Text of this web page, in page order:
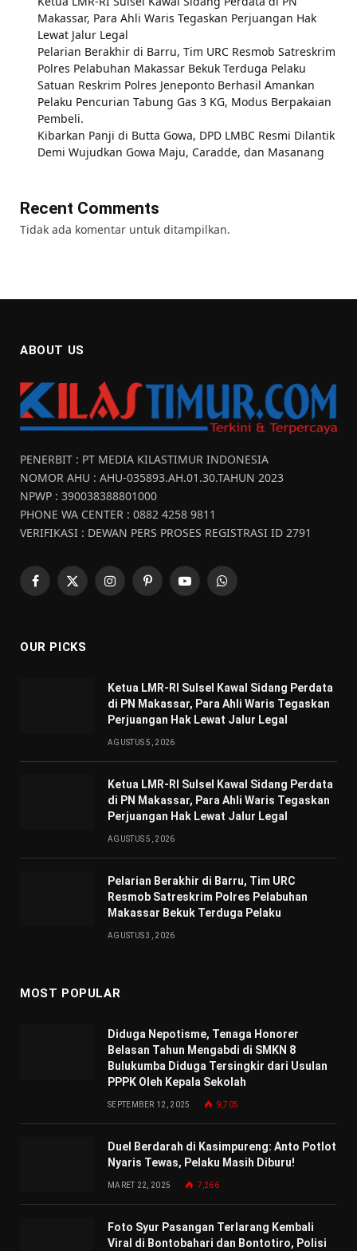
Makassar, Para Ahli Waris Tegaskan Perjuangan Hak
Lewat Jalur Legal
Pelarian Berakhir di Barru, Tim URC Resmob Satreskrim
Polres Pelabuhan Makassar Bekuk Terduga Pelaku
Satuan Reskrim Polres Jeneponto Berhasil Amankan
Pelaku Pencurian Tabung Gas 3 KG, Modus Berpakaian
Pembeli.
Kibarkan Panji di Butta Gowa, DPD LMBC Resmi Dilantik
Demi Wujudkan Gowa Maju, Caradde, dan Masanang
Recent Comments
Tidak ada komentar untuk ditampilkan.
ABOUT US
PENERBIT : PT MEDIA KILASTIMUR INDONESIA
NOMOR AHU : AHU-035893.AH.01.30.TAHUN 2023
NPWP : 390038388801000
PHONE WA CENTER : 0882 4258 9811
VERIFIKASI : DEWAN PERS PROSES REGISTRASI ID 2791
Facebook
X
InstagramPinterestYouTubeWhatsApp
OUR PICKS
Ketua LMR-RI Sulsel Kawal Sidang Perdata
di PN Makassar, Para Ahli Waris Tegaskan
Perjuangan Hak Lewat Jalur Legal
AGUSTUS 5, 2026
Ketua LMR-RI Sulsel Kawal Sidang Perdata
di PN Makassar, Para Ahli Waris Tegaskan
Perjuangan Hak Lewat Jalur Legal
AGUSTUS 5, 2026
Pelarian Berakhir di Barru, Tim URC
Resmob Satreskrim Polres Pelabuhan
Makassar Bekuk Terduga Pelaku
AGUSTUS 3, 2026
MOST POPULAR
Diduga Nepotisme, Tenaga Honorer
Belasan Tahun Mengabdi di SMKN 8
Bulukumba Diduga Tersingkir dari Usulan
PPPK Oleh Kepala Sekolah
SEPTEMBER 12, 2025 9,705
Duel Berdarah di Kasimpureng: Anto Potlot
Nyaris Tewas, Pelaku Masih Diburu!
MARET 22, 2025 7,266
Foto Syur Pasangan Terlarang Kembali
Viral di Bontobahari dan Bontotiro, Polisi